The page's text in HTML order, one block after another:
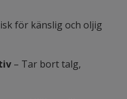
för känslig och oljig
– Tar bort talg,